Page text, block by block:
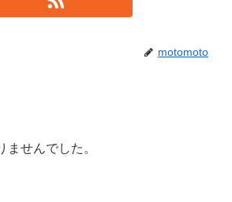
motomoto
ませんでした。